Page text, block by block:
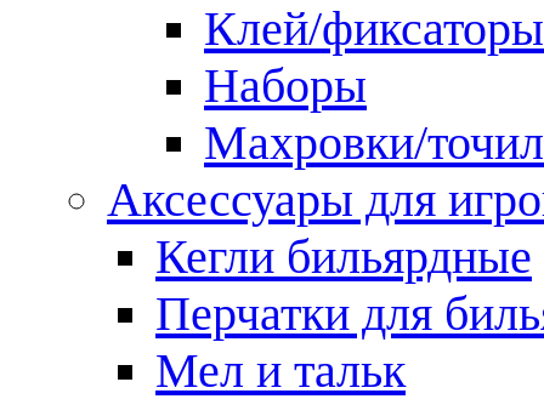
Клей/фиксаторы
Наборы
Махровки/
Аксессуары для
Кегли бильярдные
Перчатки для
Мел и тальк